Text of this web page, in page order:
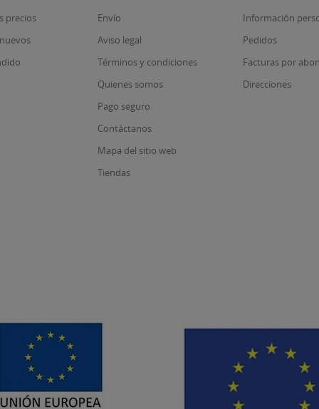
precios
Envío
Aviso legal
Términos y condiciones
Quienes somos
Pago seguro
Contáctanos
Mapa del sitio web
Tiendas
Información
Pedidos
Facturas por
Direcciones